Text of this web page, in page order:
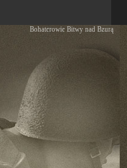
Bohaterowie Bitwy nad Bzurą